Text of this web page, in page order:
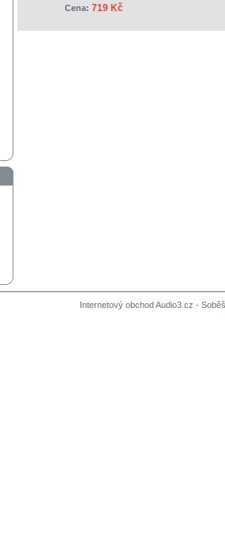
Cena: 719 Kč
Internetový obchod Audio3.cz -